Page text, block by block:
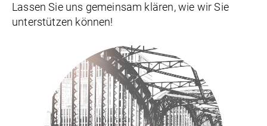
Lassen Sie uns gemeinsam klären, wie wir Sie
unterstützen können!